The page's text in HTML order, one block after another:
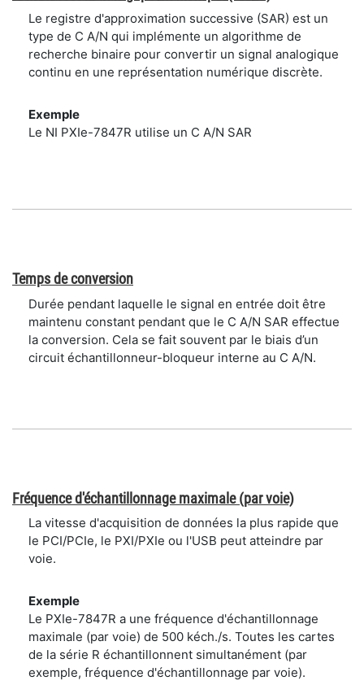
Le registre d'approximation successive (SAR) est un
type de C A/N qui implémente un algorithme de
recherche binaire pour convertir un signal analogique
continu en une représentation numérique discrète.
Exemple
Le NI PXIe-7847R utilise un C A/N SAR
Temps de conversion
Durée pendant laquelle le signal en entrée doit être
maintenu constant pendant que le C A/N SAR effectue
la conversion. Cela se fait souvent par le biais d’un
circuit échantillonneur-bloqueur interne au C A/N.
Fréquence d'échantillonnage maximale (par voie)
La vitesse d'acquisition de données la plus rapide que
le PCI/PCIe, le PXI/PXIe ou l'USB peut atteindre par
voie.
Exemple
Le PXIe-7847R a une fréquence d'échantillonnage
maximale (par voie) de 500 kéch./s. Toutes les cartes
de la série R échantillonnent simultanément (par
exemple, fréquence d'échantillonnage par voie).